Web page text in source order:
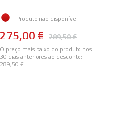
Produto não disponível
289,50 €
275,00 €
O preço mais baixo do produto nos
30 dias anteriores ao desconto:
289,50 €